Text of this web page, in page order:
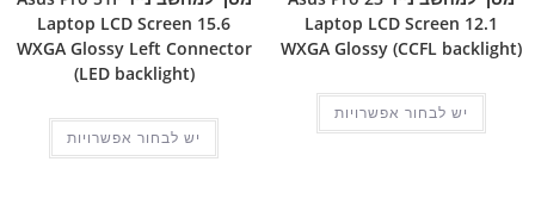
Laptop LCD Screen 12.1
WXGA Glossy (CCFL backlight)
יש לבחור אפשרויות
Laptop LCD Screen 15.6
WXGA Glossy Left Connector
(LED backlight)
יש לבחור אפשרויות